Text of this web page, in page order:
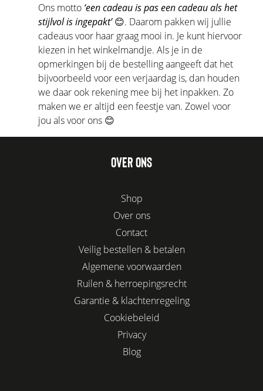
Ons motto ‘een cadeau is pas een cadeau als het
stijlvol is ingepakt’😊. Daarom pakken wij jullie
cadeaus voor haar graag mooi in. Je kunt hiervoor
kiezen in het winkelmandje. Als je in de
opmerkingen bij de bestelling aangeeft dat het
bijvoorbeeld voor een verjaardag is, dan houden
we daar ook rekening mee bij het inpakken. Zo
maken we er altijd een feestje van. Zowel voor
jou als voor ons 😊
OVER ONS
Shop
Over ons
Contact
Veilig bestellen & betalen
Algemene voorwaarden
Ruilen & herroepingsrecht
Garantie & klachtenregeling
Cookiebeleid
Privacy
Blog